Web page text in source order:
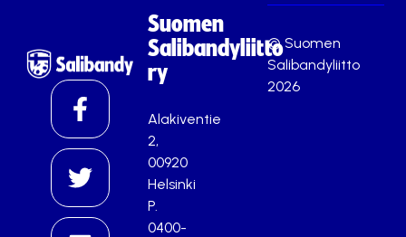
Suomen
Salibandyliitto
ry
Alakiventie
2,
00920
Helsinki
P.
0400-
© Suomen
Salibandyliitto
2026